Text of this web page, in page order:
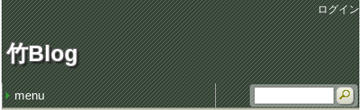
ログイン
竹Blog
menu